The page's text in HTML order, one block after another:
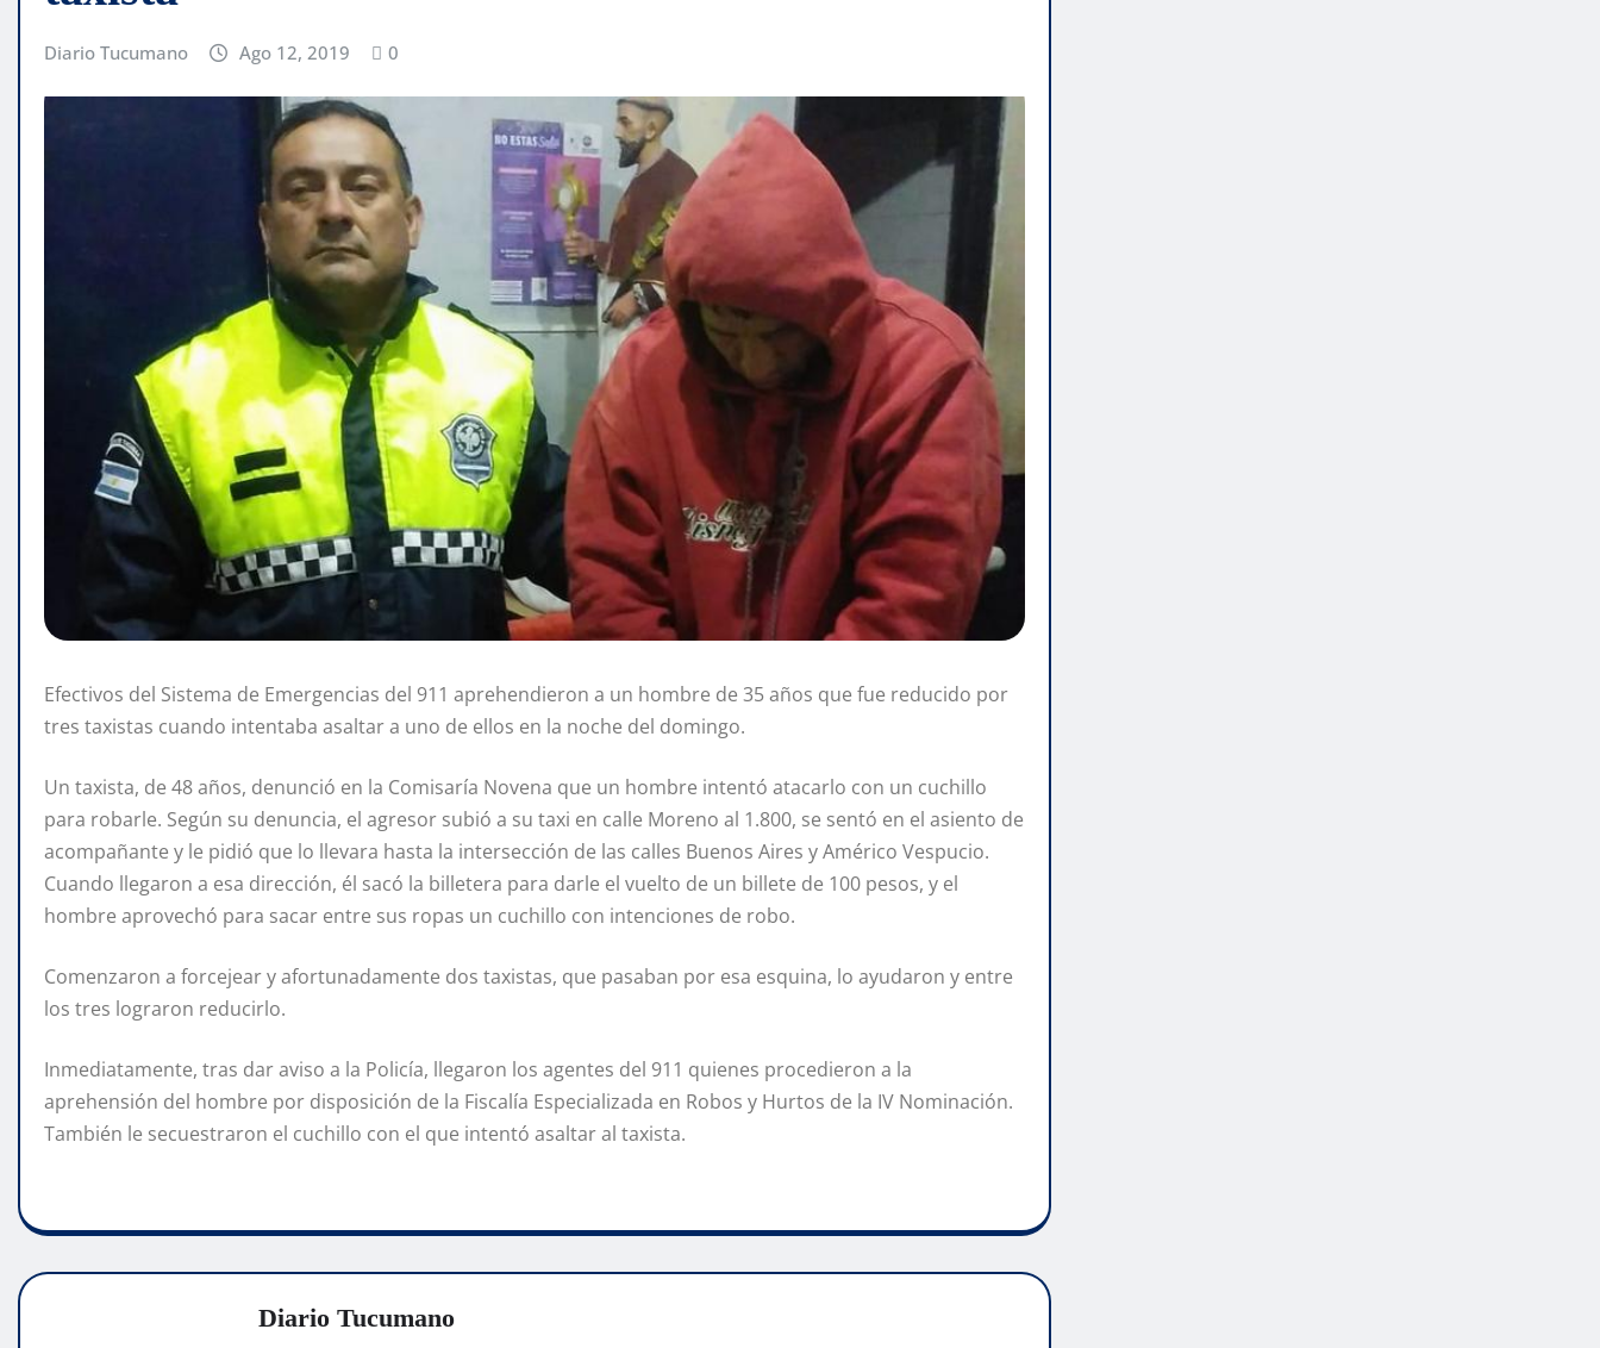
Diario Tucumano Ago 12, 2019 0
Efectivos del Sistema de Emergencias del 911 aprehendieron a un hombre de 35 años que fue reducido por
tres taxistas cuando intentaba asaltar a uno de ellos en la noche del domingo.
Un taxista, de 48 años, denunció en la Comisaría Novena que un hombre intentó atacarlo con un cuchillo
para robarle. Según su denuncia, el agresor subió a su taxi en calle Moreno al 1.800, se sentó en el asiento de
acompañante y le pidió que lo llevara hasta la intersección de las calles Buenos Aires y Américo Vespucio.
Cuando llegaron a esa dirección, él sacó la billetera para darle el vuelto de un billete de 100 pesos, y el
hombre aprovechó para sacar entre sus ropas un cuchillo con intenciones de robo.
Comenzaron a forcejear y afortunadamente dos taxistas, que pasaban por esa esquina, lo ayudaron y entre
los tres lograron reducirlo.
Inmediatamente, tras dar aviso a la Policía, llegaron los agentes del 911 quienes procedieron a la
aprehensión del hombre por disposición de la Fiscalía Especializada en Robos y Hurtos de la IV Nominación.
También le secuestraron el cuchillo con el que intentó asaltar al taxista.
Diario Tucumano